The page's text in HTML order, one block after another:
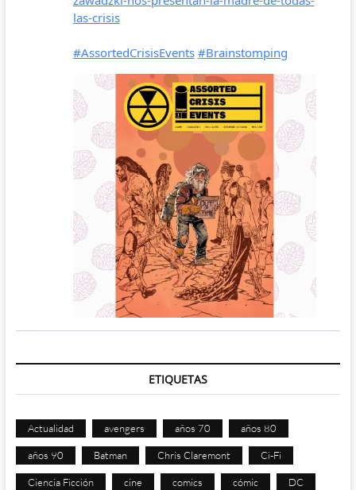
ETIQUETAS
Actualidad avengers años 70 años 80
años 90 Batman Chris Claremont Ci-Fi
Ciencia Ficción cine comics cómic DC